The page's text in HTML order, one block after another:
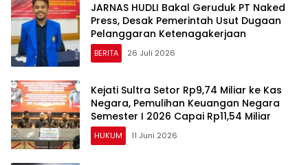
JARNAS HUDLI Bakal Geruduk PT Naked
Press, Desak Pemerintah Usut Dugaan
Pelanggaran Ketenagakerjaan
BERITA 26 Juli 2026
Kejati Sultra Setor Rp9,74 Miliar ke Kas
Negara, Pemulihan Keuangan Negara
Semester I 2026 Capai Rp11,54 Miliar
HUKUM 11 Juni 2026